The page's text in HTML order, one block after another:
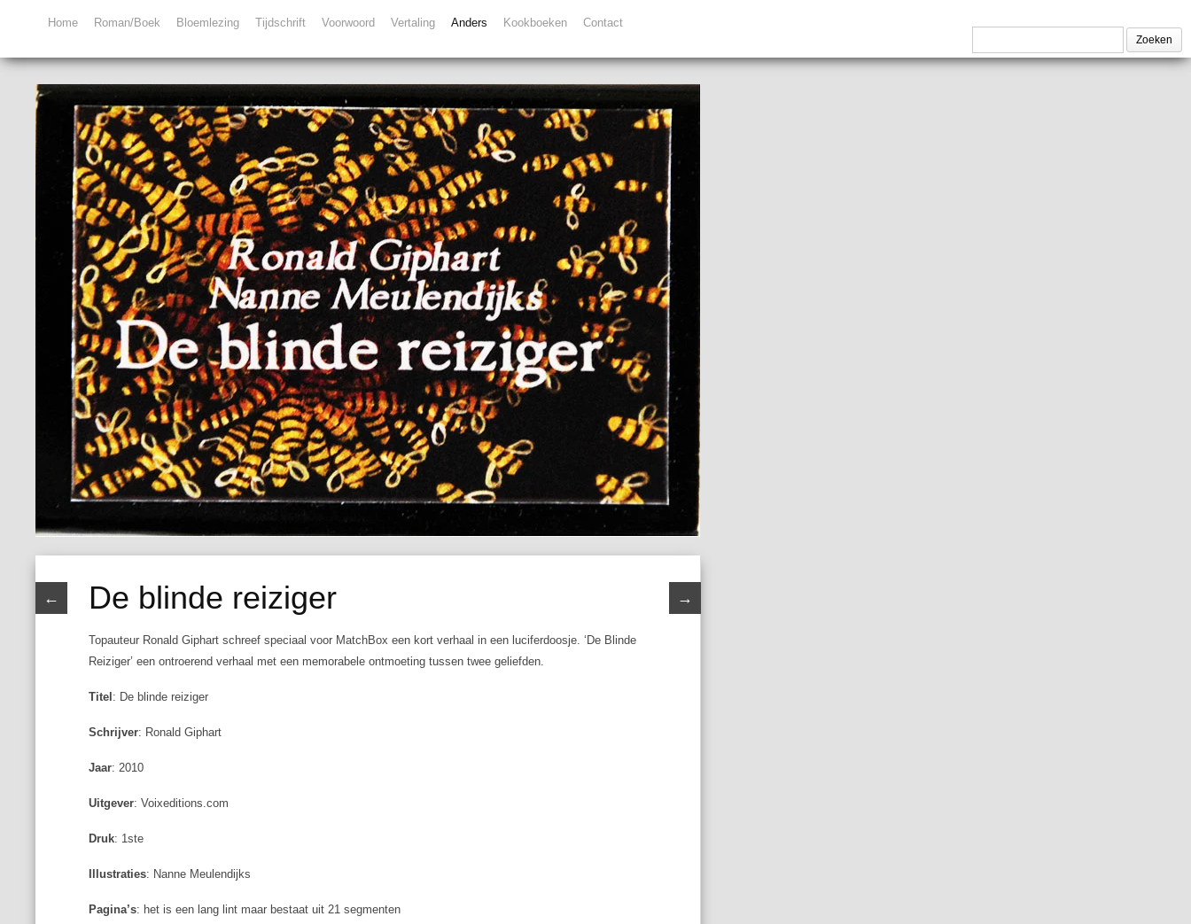
Home Roman/Boek Bloemlezing Tijdschrift Voorwoord Vertaling Anders Kookboeken Contact
← →
De blinde reiziger
Topauteur Ronald Giphart schreef speciaal voor MatchBox een kort verhaal in een luciferdoosje. ‘De Blinde
Reiziger’ een ontroerend verhaal met een memorabele ontmoeting tussen twee geliefden.
Titel : De blinde reiziger
Schrijver: Ronald Giphart
Jaar: 2010
Uitgever: Voixeditions.com
Druk: 1ste
Illustraties: Nanne Meulendijks
Pagina’s: het is een lang lint maar bestaat uit 21 segmenten